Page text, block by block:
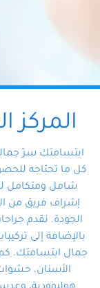
المركز
ابتسامتك سرّ
كل ما تحتاجه
شامل ومتكامل
إشراف فريق من
الجودة. نقدم
بالإضافة إلى
جمال ابتسامتك.
الأسنان،